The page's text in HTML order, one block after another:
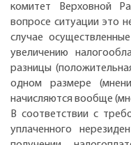
комитет Верховной
вопросе ситуации это
случае
увеличению
разницы
одном размере
начисляются вообще
В соответствии с
уплаченного